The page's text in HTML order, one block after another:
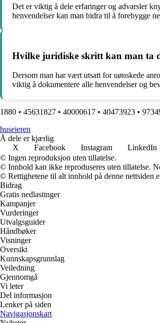
Det er viktig å dele erfaringer og advarsler
henvendelser kan man bidra til å forebygge
Hvilke juridiske skritt kan man ta
Dersom man har vært utsatt for uønskede
viktig å dokumentere alle henvendelser og
1880 • 45631827 • 40000617 • 40473923 •
huseieren
Å dele er kjærlig
X
Facebook Instagram LinkedIn
© Ingen reproduksjon uten tillatelse.
© Innhold kan ikke reproduseres uten tillatelse.
© Rettighetene til alt innhold på denne nettsiden
Bidrag
Gratis nedlastinger
Kampanjer
Vurderinger
Utvalgsguider
Håndbøker
Visninger
Oversikt
Kunnskapsgrunnlag
Veiledning
Gjennomgå
Vi leter
Del informasjon
Lenker på siden
Navigasjonskart